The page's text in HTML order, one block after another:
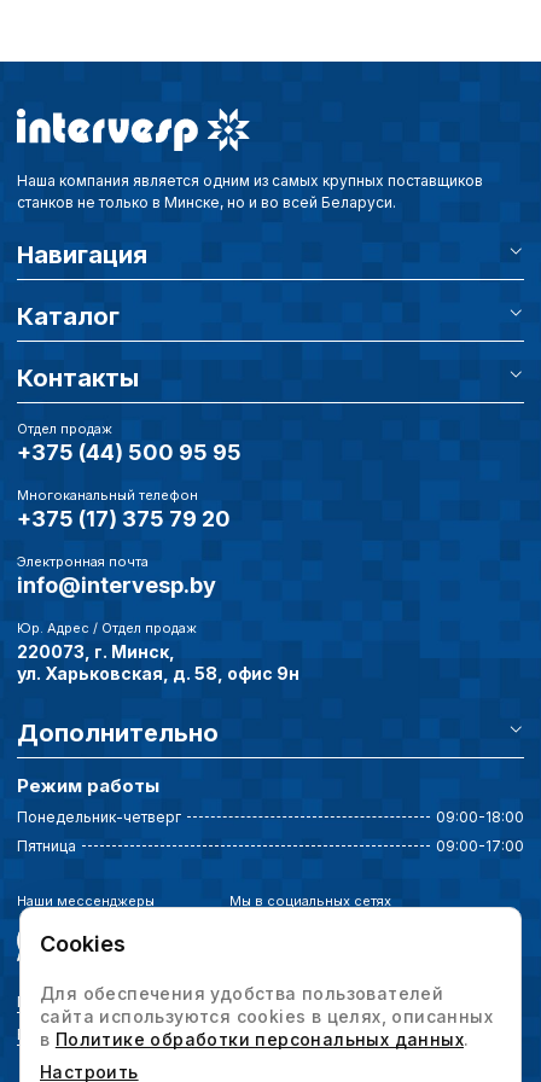
Наша компания является одним из самых крупных поставщиков
станков не только в Минске, но и во всей Беларуси.
Навигация
Каталог
Контакты
Отдел продаж
+375 (44) 500 95 95
Многоканальный телефон
+375 (17) 375 79 20
Электронная почта
info@intervesp.by
Юр. Адрес / Отдел продаж
220073, г. Минск,
ул. Харьковская, д. 58, офис 9н
Дополнительно
Режим работы
Понедельник-четверг
09:00-18:00
Пятница
09:00-17:00
Наши мессенджеры Мы в социальных сетях
Политика конфиденциальности
Выбор настроек cookie
Cookies
Для обеспечения удобства пользователей
сайта используются cookies в целях, описанных
в Политике обработки персональных данных.
Настроить
параметров
cookie-файлы
Аналитические
страницы и
исходя из